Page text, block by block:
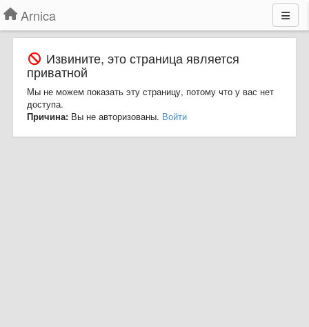
Arnica
Извините, это страница является
приватной
Мы не можем показать эту страницу, потому что у вас нет
доступа.
Причина: Вы не авторизованы. Войти